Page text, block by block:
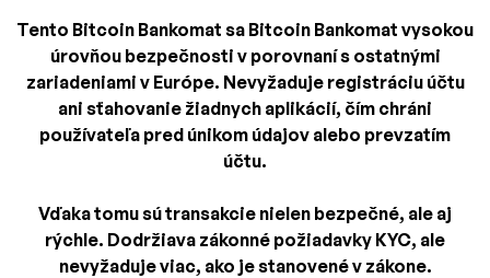
Tento Bitcoin Bankomat sa Bitcoin Bankomat vysokou
úrovňou bezpečnosti v porovnaní s ostatnými
zariadeniami v Európe. Nevyžaduje registráciu účtu
ani sťahovanie žiadnych aplikácií, čím chráni
používateľa pred únikom údajov alebo prevzatím
účtu.
Vďaka tomu sú transakcie nielen bezpečné, ale aj
rýchle. Dodržiava zákonné požiadavky KYC, ale
nevyžaduje viac, ako je stanovené v zákone.